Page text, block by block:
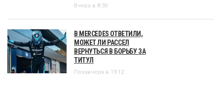
Вчера в 8:30
В MERCEDES ОТВЕТИЛИ,
МОЖЕТ ЛИ РАССЕЛ
ВЕРНУТЬСЯ В БОРЬБУ ЗА
ТИТУЛ
Позавчера в 19:12